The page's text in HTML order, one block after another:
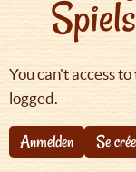
You can't access
logged.
Anmelden
Se